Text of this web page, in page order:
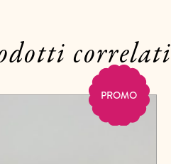
correlati
PROMO